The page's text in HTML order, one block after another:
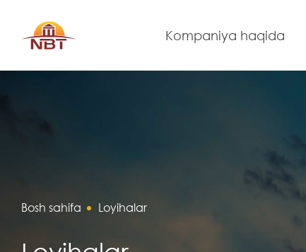
Kompaniya haqida
Bosh sahifa Loyihalar